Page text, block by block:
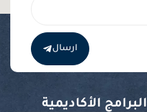
ارسال
البرامج الأكاديمية